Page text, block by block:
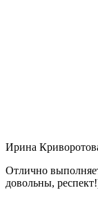
Ирина
Отлично
довольны,